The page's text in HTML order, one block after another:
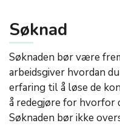
Søknad
Søknaden bør være
arbeidsgiver hvordan
erfaring til å løse de
å redegjøre for hvorfor
Søknaden bør ikke